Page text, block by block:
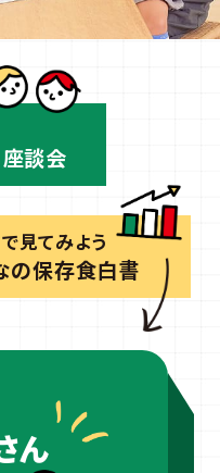
談会
見てみよう
の保存食白書
ん